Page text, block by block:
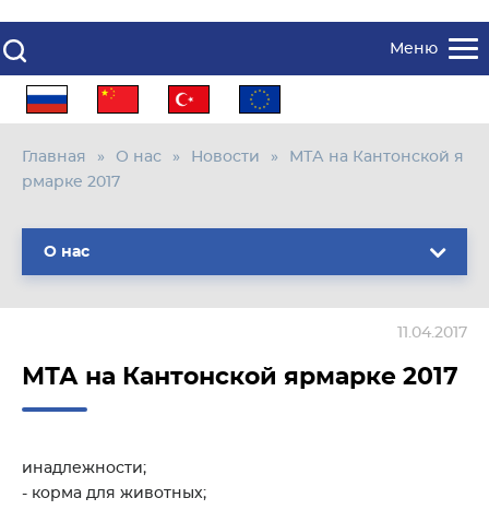
Меню
Главная О нас Новости
МТА на Кантонской я
рмарке 2017
О нас
МТА на Кантонской ярмарке 2017
11.04.2017
инадлежности;
- корма для животных;